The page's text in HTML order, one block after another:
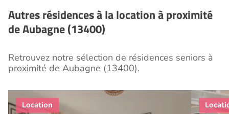
Autres résidences à la location à proximité
de Aubagne (13400)
Retrouvez notre sélection de résidences seniors à
proximité de Aubagne (13400).